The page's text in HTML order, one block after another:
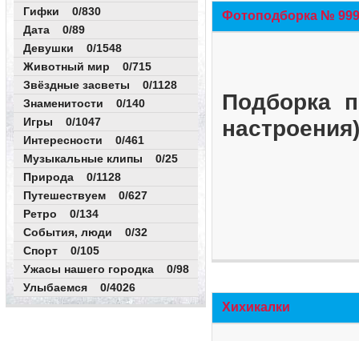
Гифки 0/830
Дата 0/89
Девушки 0/1548
Животный мир 0/715
Звёздные засветы 0/1128
Знаменитости 0/140
Игры 0/1047
Интересности 0/461
Музыкальные клипы 0/25
Природа 0/1128
Путешествуем 0/627
Ретро 0/134
События, люди 0/32
Спорт 0/105
Ужасы нашего городка 0/98
Улыбаемся 0/4026
Фотоподборка №
Подборка
Хихикалки